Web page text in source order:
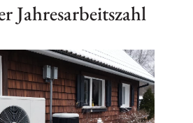
Jahresarbeitszahl